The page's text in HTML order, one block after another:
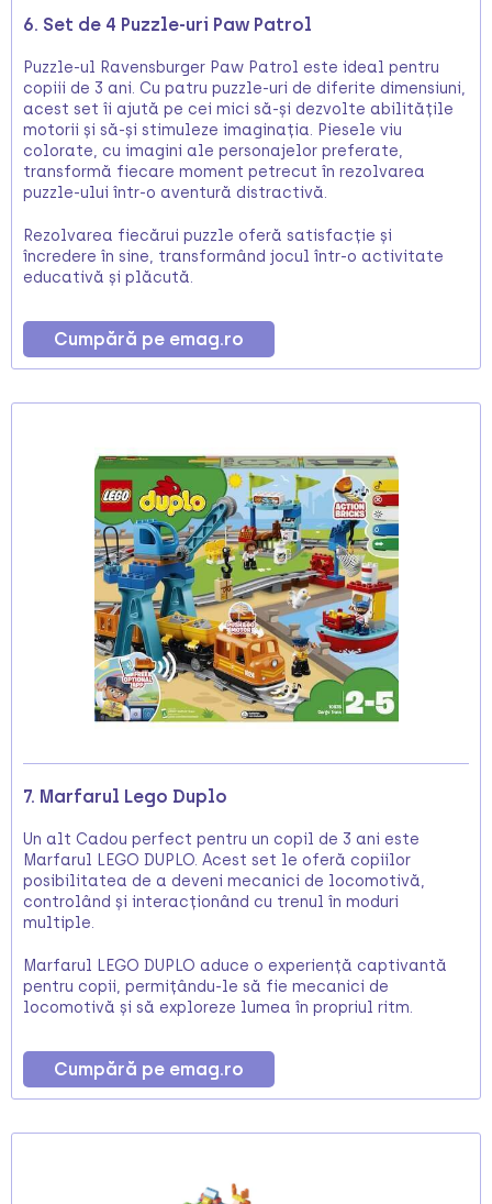
6. Set de 4 Puzzle-uri Paw Patrol
Puzzle-ul Ravensburger Paw Patrol este ideal pentru
copiii de 3 ani. Cu patru puzzle-uri de diferite dimensiuni,
acest set îi ajută pe cei mici să-și dezvolte abilitățile
motorii și să-și stimuleze imaginația. Piesele viu
colorate, cu imagini ale personajelor preferate,
transformă fiecare moment petrecut în rezolvarea
puzzle-ului într-o aventură distractivă.
Rezolvarea fiecărui puzzle oferă satisfacție și
încredere în sine, transformând jocul într-o activitate
educativă și plăcută.
Cumpără pe emag.ro
7. Marfarul Lego Duplo
Un alt Cadou perfect pentru un copil de 3 ani este
Marfarul LEGO DUPLO. Acest set le oferă copiilor
posibilitatea de a deveni mecanici de locomotivă,
controlând și interacționând cu trenul în moduri
multiple.
Marfarul LEGO DUPLO aduce o experiență captivantă
pentru copii, permițându-le să fie mecanici de
locomotivă și să exploreze lumea în propriul ritm.
Cumpără pe emag.ro